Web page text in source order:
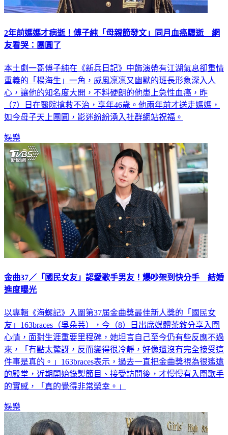
2年前媽媽才病逝！傅子純「母親節發文」同月血癌驟逝 網
本土劇一哥傅子純在《新兵日記》中飾演帶有江湖氣息卻重情
重義的「楊海生」一角，威風凜凜又幽默的班長形象深入人
心，讓他的知名度大開，不料硬朗的他患上急性血癌，昨
（7）日在醫院搶救不治，享年46歲。他兩年前才送走媽媽，
娛樂
金曲37／「國民女友」認愛歌手男友！爆吵架到快分手 結婚
以專輯《海螺記》入圍第37屆金曲獎最佳新人獎的「國民女
友」163braces（吳朵芸），今（8）日出席媒體茶敘分享入圍
心情，面對生涯重要里程碑，她坦言自己至今仍有些反應不過
來，「有點太驚訝，反而變得很冷靜，好像還沒有完全接受這
件事是真的。」163braces表示，過去一直把金曲獎視為很遙遠
的殿堂，近期開始錄製節目、接受訪問後，才慢慢有入圍歌手
娛樂